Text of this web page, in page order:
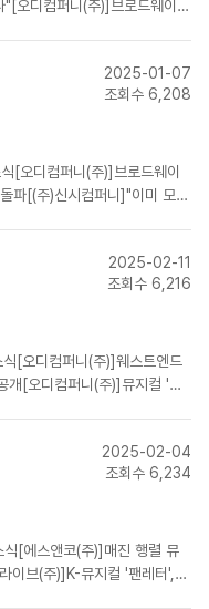
오디컴퍼니(주)]브로드웨이
2025-01-07
조회수 6,208
오디컴퍼니(주)]브로드웨이
파[(주)신시컴퍼니]"이미 모두
2025-02-11
조회수 6,216
[오디컴퍼니(주)]웨스트엔드
개[오디컴퍼니(주)]뮤지컬 '지
2025-02-04
조회수 6,234
[에스앤코(주)]매진 행렬 뮤
이브(주)]K-뮤지컬 '팬레터',